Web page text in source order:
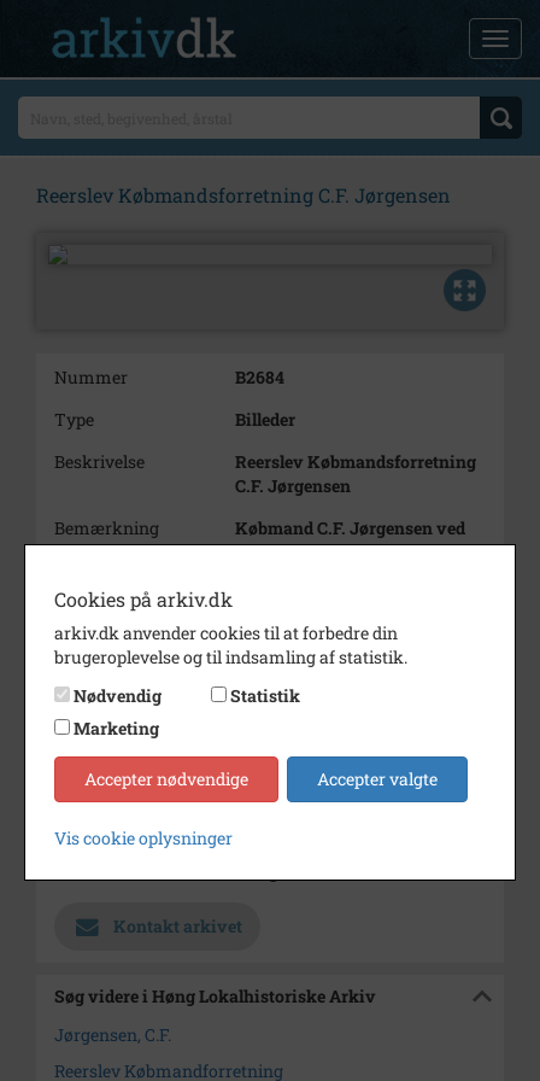
Reerslev Købmandsforretning C.F. Jørgensen
Nummer
B2684
Type
Billeder
Beskrivelse
Reerslev Købmandsforretning
C.F. Jørgensen
Bemærkning
Købmand C.F. Jørgensen ved
sin butik.
Årstal
Dateringsnote
1895
Se på kort
Type
Sogn (1000-2050)
Enhed
Finderup Sogn (Kalundborg
Kontakt arkivet
Søg videre i Høng Lokalhistoriske Arkiv
Jørgensen, C.F.
Reerslev Købmandforretning
Cookies på arkiv.dk
arkiv.dk anvender cookies til at forbedre din
brugeroplevelse og til indsamling af statistik.
Nødvendig
Statistik
Marketing
Accepter nødvendige Accepter valgte
Vis cookie oplysninger